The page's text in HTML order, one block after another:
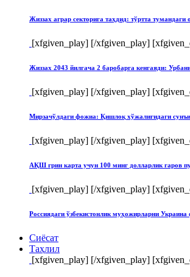
Жиззах аграр секторига таҳдид: тўртта
[xfgiven_play] [/xfgiven_play]
Жиззах 2043 йилгача 2 баробарга кенгаяди:
[xfgiven_play] [/xfgiven_play]
Мирзачўлдаги фожиа: Қишлоқ хўжалигидаги
[xfgiven_play] [/xfgiven_play]
АҚШ грин карта учун 100 минг долларлик гаров
[xfgiven_play] [/xfgiven_play]
Россиядаги ўзбекистонлик муҳожирларни
Сиёсат
Таҳлил
[xfgiven_play] [/xfgiven_play]